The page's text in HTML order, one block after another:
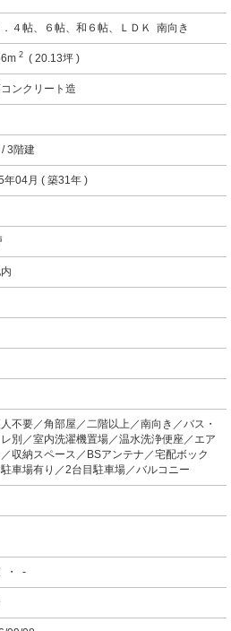
４帖、６帖、和６帖、ＬＤＫ 南向き
2 ( 20.13坪 )
ンクリート造
3階建
年04月 ( 築31年 )
不要／角部屋／二階以上／南向き／バス・
レ別／室内洗濯機置場／温水洗浄便座／エア
／収納スペース／BSアンテナ／宅配ボック
駐車場有り／2台目駐車場／バルコニー
・ -